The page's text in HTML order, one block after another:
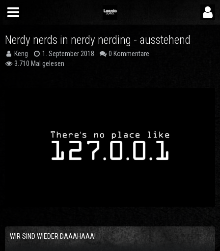
Nerdy nerds in nerdy nerding - ausstehend
Keng 1. September 2018
0 Kommentare
3.710 Mal gelesen
WIR SIND WIEDER DAAAHAAA!